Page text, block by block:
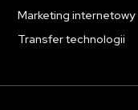
Marketing internetowy
Transfer technologii